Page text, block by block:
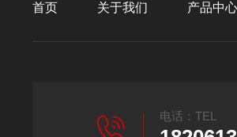
首页 关于我们 产品中心
电话：TEL